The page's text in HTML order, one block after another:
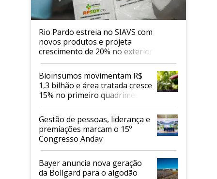
Rio Pardo estreia no SIAVS com
novos produtos e projeta
crescimento de 20% no exterior
Bioinsumos movimentam R$
1,3 bilhão e área tratada cresce
15% no primeiro quadrimestre
de 2026
Gestão de pessoas, liderança e
premiações marcam o 15º
Congresso Andav
Bayer anuncia nova geração
da Bollgard para o algodão